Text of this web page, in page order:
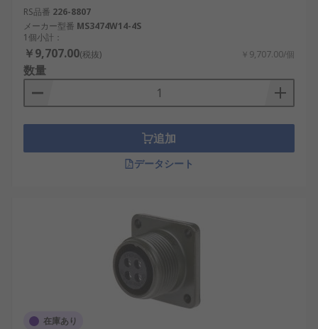
一方、com-specコネクタは、コストや汎用性を重視
して設計されており、オフィス機器や家庭用電子機
器など、比較的穏やかな環境での使用に適していま
す。耐振動性や防水性といった要素はMIL規格に劣
る場合が多く、製造プロセスも一部で簡略化されて
います。したがって、日本の産業現場や交通インフ
ラで使用される場合は、信頼性を重視してMIL規格
が選ばれる傾向にあります。
MIL規格丸型コネクタの種類
て複数の種類があります。それぞれのタイプは、サ
イズ、構造、端子の配置、耐環境性能などに特徴が
スタンダードMIL規格丸型コネクタ
く使用される汎用型で、各種装置間の接続に
対応。
RS品番 226-8807
メーカー型番 MS3474W14-4S
1個小計：
￥9,707.00(税抜) ￥9,707.00/個
数量
追加
データシート
在庫あり